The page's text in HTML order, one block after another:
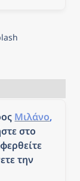
Μιλάνο
στο
την